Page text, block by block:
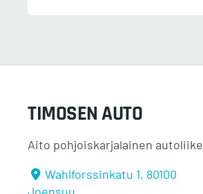
TIMOSEN AUTO
Aito pohjoiskarjalainen autoliike
Wahlforssinkatu 1, 80100